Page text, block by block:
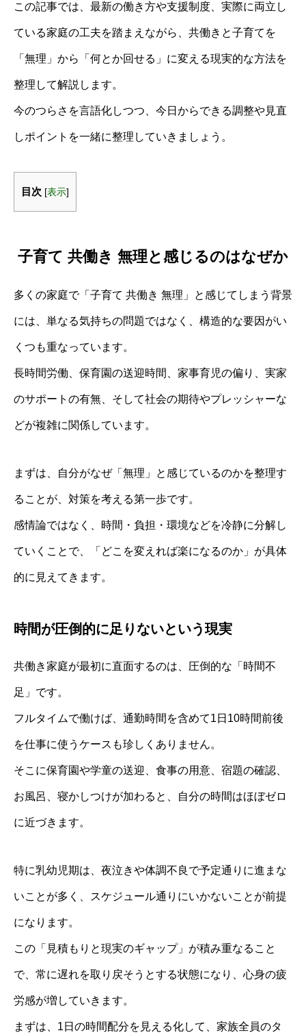
この記事では、最新の働き方や支援制度、実際に両立し
ている家庭の工夫を踏まえながら、共働きと子育てを
「無理」から「何とか回せる」に変える現実的な方法を
整理して解説します。
今のつらさを言語化しつつ、今日からできる調整や見直
しポイントを一緒に整理していきましょう。
目次 [表示]
子育て 共働き 無理と感じるのはなぜか
多くの家庭で「子育て 共働き 無理」と感じてしまう背景
には、単なる気持ちの問題ではなく、構造的な要因がい
くつも重なっています。
長時間労働、保育園の送迎時間、家事育児の偏り、実家
のサポートの有無、そして社会の期待やプレッシャーな
どが複雑に関係しています。
まずは、自分がなぜ「無理」と感じているのかを整理す
ることが、対策を考える第一歩です。
感情論ではなく、時間・負担・環境などを冷静に分解し
ていくことで、「どこを変えれば楽になるのか」が具体
的に見えてきます。
時間が圧倒的に足りないという現実
共働き家庭が最初に直面するのは、圧倒的な「時間不
足」です。
フルタイムで働けば、通勤時間を含めて1日10時間前後
を仕事に使うケースも珍しくありません。
そこに保育園や学童の送迎、食事の用意、宿題の確認、
お風呂、寝かしつけが加わると、自分の時間はほぼゼロ
に近づきます。
特に乳幼児期は、夜泣きや体調不良で予定通りに進まな
いことが多く、スケジュール通りにいかないことが前提
になります。
この「見積もりと現実のギャップ」が積み重なること
で、常に遅れを取り戻そうとする状態になり、心身の疲
労感が増していきます。
まずは、1日の時間配分を見える化して、家族全員のタ